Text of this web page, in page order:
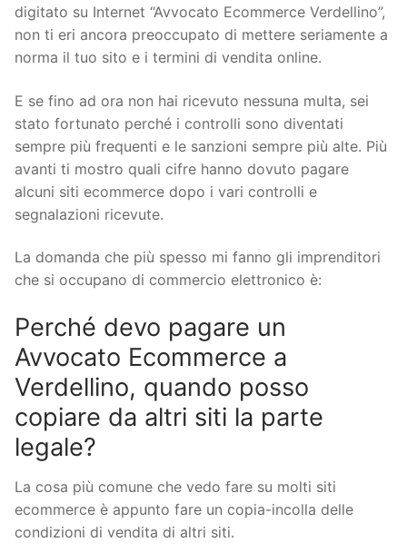
digitato su Internet “Avvocato Ecommerce Verdellino”,
non ti eri ancora preoccupato di mettere seriamente a
norma il tuo sito e i termini di vendita online.
E se fino ad ora non hai ricevuto nessuna multa, sei
stato fortunato perché i controlli sono diventati
sempre più frequenti e le sanzioni sempre più alte. Più
avanti ti mostro quali cifre hanno dovuto pagare
alcuni siti ecommerce dopo i vari controlli e
segnalazioni ricevute.
La domanda che più spesso mi fanno gli imprenditori
che si occupano di commercio elettronico è:
Perché devo pagare un
Avvocato Ecommerce a
Verdellino, quando posso
copiare da altri siti la parte
legale?
La cosa più comune che vedo fare su molti siti
ecommerce è appunto fare un copia-incolla delle
condizioni di vendita di altri siti.